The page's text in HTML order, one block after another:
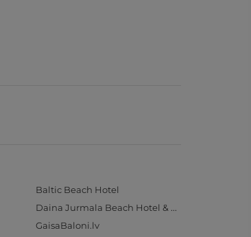
Baltic Beach Hotel
Daina Jurmala Beach Hotel & SPA
GaisaBaloni.lv